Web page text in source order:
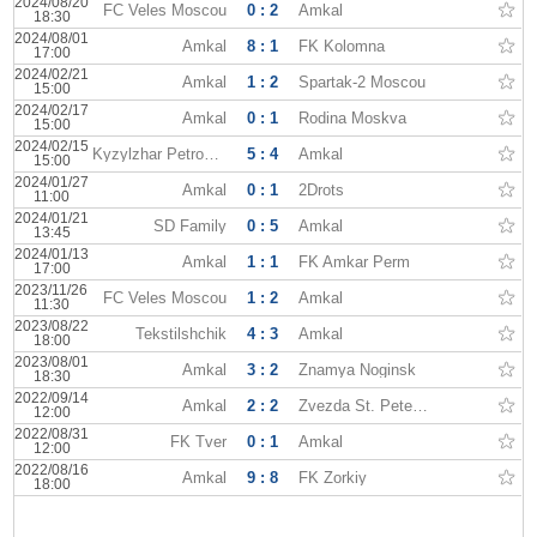
18:30
FC Veles Moscou 0 : 2 Amkal
2024/08/01
17:00
Amkal 8 : 1 FK Kolomna
2024/02/21
15:00
Amkal 1 : 2 Spartak-2 Moscou
2024/02/17
15:00
Amkal 0 : 1 Rodina Moskva
2024/02/15
15:00
Kyzylzhar Petropavlovsk 5 : 4 Amkal
2024/01/27
11:00
Amkal 0 : 1 2Drots
2024/01/21
13:45
SD Family 0 : 5 Amkal
2024/01/13
17:00
Amkal 1 : 1 FK Amkar Perm
2023/11/26
11:30
FC Veles Moscou 1 : 2 Amkal
2023/08/22
18:00
Tekstilshchik 4 : 3 Amkal
2023/08/01
18:30
Amkal 3 : 2 Znamya Noginsk
2022/09/14
12:00
Amkal 2 : 2 Zvezda St. Petersburg
2022/08/31
12:00
FK Tver 0 : 1 Amkal
2022/08/16
18:00
Amkal 9 : 8 FK Zorkiy